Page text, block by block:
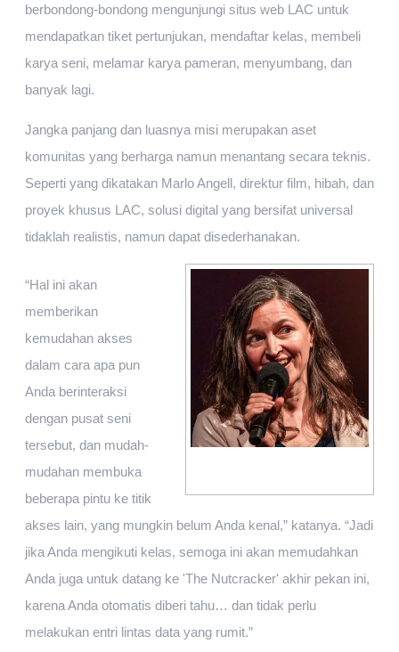
berbondong-bondong mengunjungi situs web LAC untuk
mendapatkan tiket pertunjukan, mendaftar kelas, membeli
karya seni, melamar karya pameran, menyumbang, dan
banyak lagi.
Jangka panjang dan luasnya misi merupakan aset
komunitas yang berharga namun menantang secara teknis.
Seperti yang dikatakan Marlo Angell, direktur film, hibah, dan
proyek khusus LAC, solusi digital yang bersifat universal
tidaklah realistis, namun dapat disederhanakan.
“Hal ini akan
memberikan
kemudahan akses
dalam cara apa pun
Anda berinteraksi
dengan pusat seni
tersebut, dan mudah-
mudahan membuka
beberapa pintu ke titik
akses lain, yang mungkin belum Anda kenal,” katanya. “Jadi
jika Anda mengikuti kelas, semoga ini akan memudahkan
Anda juga untuk datang ke 'The Nutcracker' akhir pekan ini,
karena Anda otomatis diberi tahu… dan tidak perlu
melakukan entri lintas data yang rumit.”